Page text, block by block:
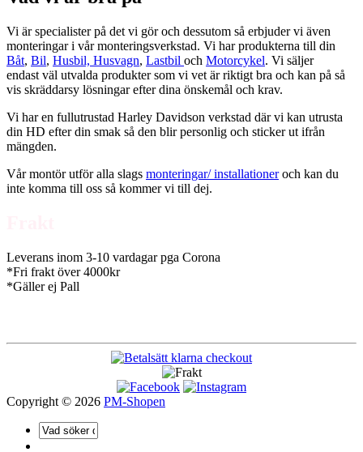
Vi är specialister på det vi gör och dessutom så erbjuder vi även
monteringar i vår monteringsverkstad. Vi har produkterna till din
Båt, Bil, Husbil, Husvagn, Lastbil och Motorcykel. Vi säljer
endast väl utvalda produkter som vi vet är riktigt bra och kan på så
vis skräddarsy lösningar efter dina önskemål och krav.
Vi har en fullutrustad Harley Davidson verkstad där vi kan utrusta
din HD efter din smak så den blir personlig och sticker ut ifrån
mängden.
Vår montör utför alla slags monteringar/ installationeroch kan du
inte komma till oss så kommer vi till dej.
Leverans inom 3-10 vardagar pga Corona
*Fri frakt över 4000kr
*Gäller ej Pall
Copyright © 2026 PM-Shopen